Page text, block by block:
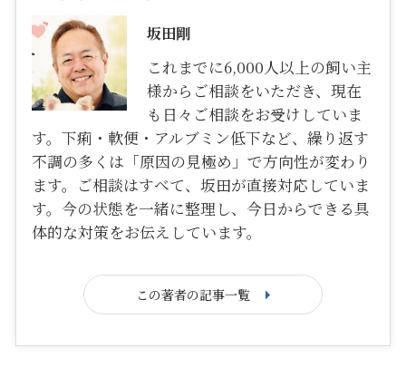
坂田剛
これまでに6,000人以上の飼い主
様からご相談をいただき、現在
も日々ご相談をお受けしていま
す。下痢・軟便・アルブミン低下など、繰り返す
不調の多くは「原因の見極め」で方向性が変わり
ます。ご相談はすべて、坂田が直接対応していま
す。今の状態を一緒に整理し、今日からできる具
体的な対策をお伝えしています。
この著者の記事一覧